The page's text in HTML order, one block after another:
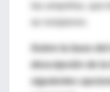
las ampollas, que
Sobre la base
descripción de
siguientes